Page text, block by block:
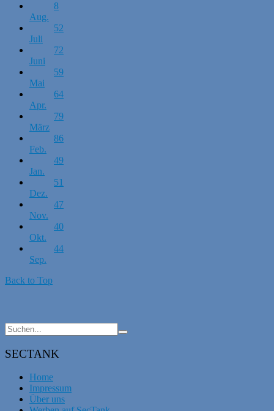
8
Aug.
52
Juli
72
Juni
59
Mai
64
Apr.
79
März
86
Feb.
49
Jan.
51
Dez.
47
Nov.
40
Okt.
44
Sep.
Back to Top
SECTANK
Home
Impressum
Über uns